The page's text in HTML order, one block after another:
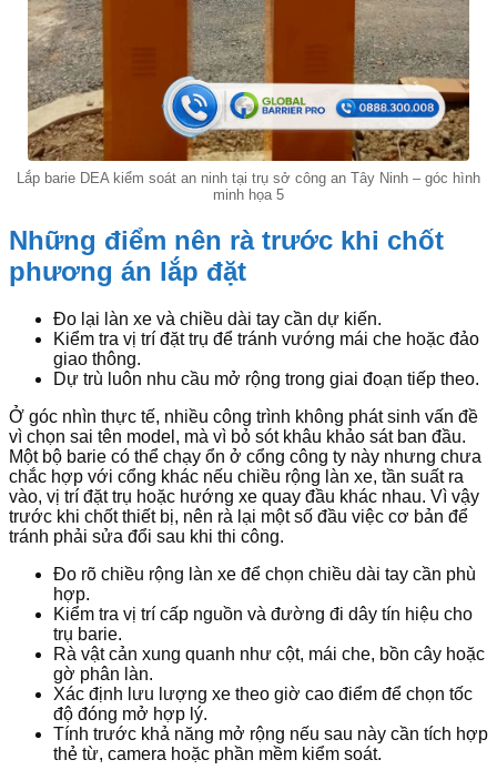
Lắp barie DEA kiểm soát an ninh tại trụ sở công an Tây Ninh – góc hình
minh họa 5
Những điểm nên rà trước khi chốt
phương án lắp đặt
Đo lại làn xe và chiều dài tay cần dự kiến.
Kiểm tra vị trí đặt trụ để tránh vướng mái che hoặc đảo
giao thông.
Dự trù luôn nhu cầu mở rộng trong giai đoạn tiếp theo.
Ở góc nhìn thực tế, nhiều công trình không phát sinh vấn đề
vì chọn sai tên model, mà vì bỏ sót khâu khảo sát ban đầu.
Một bộ barie có thể chạy ổn ở cổng công ty này nhưng chưa
chắc hợp với cổng khác nếu chiều rộng làn xe, tần suất ra
vào, vị trí đặt trụ hoặc hướng xe quay đầu khác nhau. Vì vậy
trước khi chốt thiết bị, nên rà lại một số đầu việc cơ bản để
tránh phải sửa đổi sau khi thi công.
Đo rõ chiều rộng làn xe để chọn chiều dài tay cần phù
hợp.
Kiểm tra vị trí cấp nguồn và đường đi dây tín hiệu cho
trụ barie.
Rà vật cản xung quanh như cột, mái che, bồn cây hoặc
gờ phân làn.
Xác định lưu lượng xe theo giờ cao điểm để chọn tốc
độ đóng mở hợp lý.
Tính trước khả năng mở rộng nếu sau này cần tích hợp
thẻ từ, camera hoặc phần mềm kiểm soát.